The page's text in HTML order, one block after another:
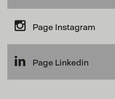
Page Instagram
Page Linkedin